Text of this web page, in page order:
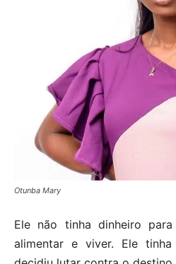
Otunba Mary
Ele não tinha dinheiro
alimentar e viver. Ele